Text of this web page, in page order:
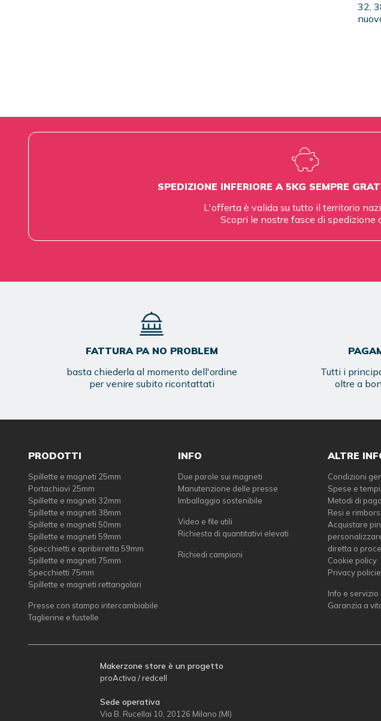
32,
SPEDIZIONE INFERIORE A 5KG SEMPRE
L'offerta è valida su tutto il territorio
Scopri le nostre fasce di spedizione
FATTURA PA NO PROBLEM
basta chiederla al momento dell'ordine
per venire subito ricontattati
Tutti i
oltre a
PRODOTTI
Spillette e magneti 25mm
Portachiavi 25mm
Spillette e magneti 32mm
Spillette e magneti 38mm
Spillette e magneti 50mm
Spillette e magneti 59mm
Specchietti e apribirretta 59mm
Spillette e magneti 75mm
Specchietti 75mm
Spillette e magneti rettangolari
Presse con stampo intercambiabile
Taglierine e fustelle
INFO
Due parole sui magneti
Manutenzione delle presse
Imballaggio sostenibile
Video e file utili
Richiesta di quantitativi elevati
Richiedi campioni
ALTRE
Condizioni
Spese e
Metodi di
Resi e rimborsi
Acquistare
diretta o
Cookie policy
Privacy
Info e servizio
Garanzia a
Makerzone store è un progetto
proActiva / redcell
Sede operativa
Via B. Rucellai 10, 20126 Milano (MI)